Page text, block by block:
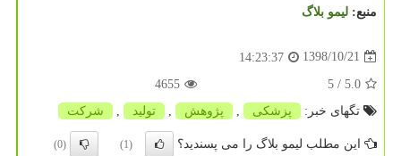
منبع: لیمو بلاگ
1398/10/21
14:23:37
5.0
/ 5
4655
تگهای خبر:
پزشكی , پژوهش , تولید , شركت
این مطلب لیمو بلاگ را می پسندید؟ (1)
(0)